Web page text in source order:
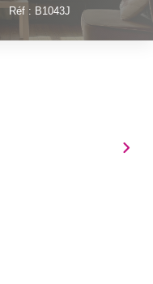
Réf : B1043J